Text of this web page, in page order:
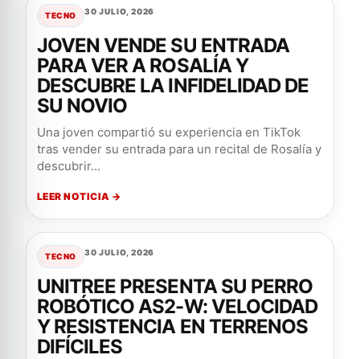
TECNO 30 JULIO, 2026
JOVEN VENDE SU ENTRADA
PARA VER A ROSALÍA Y
DESCUBRE LA INFIDELIDAD DE
SU NOVIO
Una joven compartió su experiencia en TikTok
tras vender su entrada para un recital de Rosalía y
descubrir...
LEER NOTICIA →
TECNO 30 JULIO, 2026
UNITREE PRESENTA SU PERRO
ROBÓTICO AS2-W: VELOCIDAD
Y RESISTENCIA EN TERRENOS
DIFÍCILES